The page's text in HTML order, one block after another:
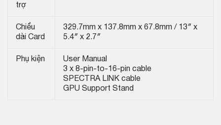
trợ
Chiều
dài Card
329.7mm x 137.8mm x 67.8mm / 13″ x
5.4″ x 2.7″
Phụ kiện
User Manual
3 x 8-pin-to-16-pin cable
SPECTRA LINK cable
GPU Support Stand